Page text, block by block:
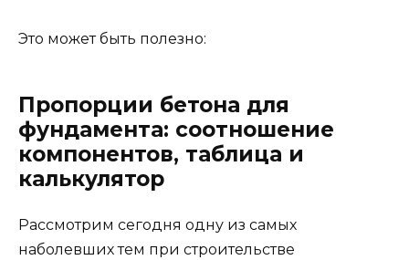
Это может быть полезно:
Пропорции бетона для
фундамента: соотношение
компонентов, таблица и
калькулятор
Рассмотрим сегодня одну из самых
наболевших тем при строительстве